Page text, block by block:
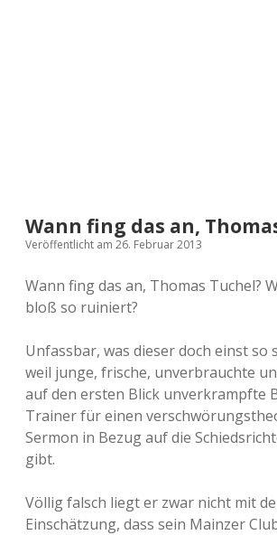
Wann fing das an,
Veröffentlicht am 26. Februar 2013
Wann fing das an, Thomas Tuchel?
bloß so ruiniert?
Unfassbar, was dieser doch einst so
weil junge, frische, unverbrauchte
auf den ersten Blick unverkrampfte
Trainer für einen
Sermon in Bezug auf die
gibt.
Völlig falsch liegt er zwar nicht mit
Einschätzung, dass sein Mainzer